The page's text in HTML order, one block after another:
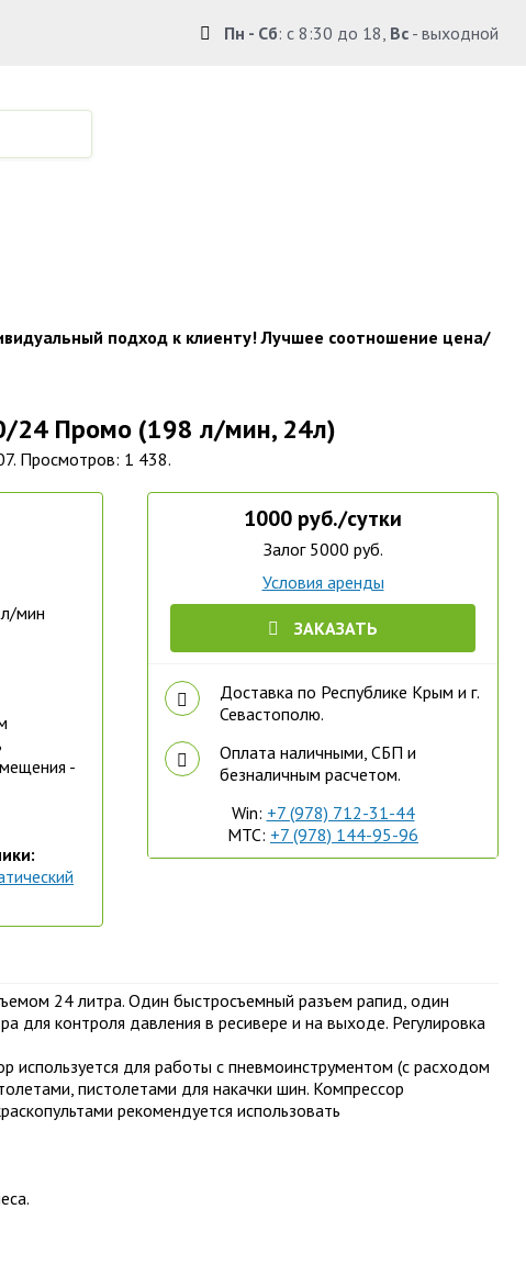
Пн - Сб: с 8:30 до 18, Вс - выходной
подход к клиенту! Лучшее соотношение цена/
24 Промо (198 л/мин, 24л)
Просмотров: 1 438.
1000 руб./сутки
Залог 5000 руб.
Условия аренды
ЗАКАЗАТЬ
Доставка по Республике Крым и г.
Севастополю.
Оплата наличными, СБП и
безналичным расчетом.
Win: +7 (978) 712-31-44
МТС: +7 (978) 144-95-96
мин
-
24 литра. Один быстросъемный разъем рапид, один
контроля давления в ресивере и на выходе. Регулировка
используется для работы с пневмоинструментом (с расходом
пистолетами для накачки шин. Компрессор
рекомендуется использовать